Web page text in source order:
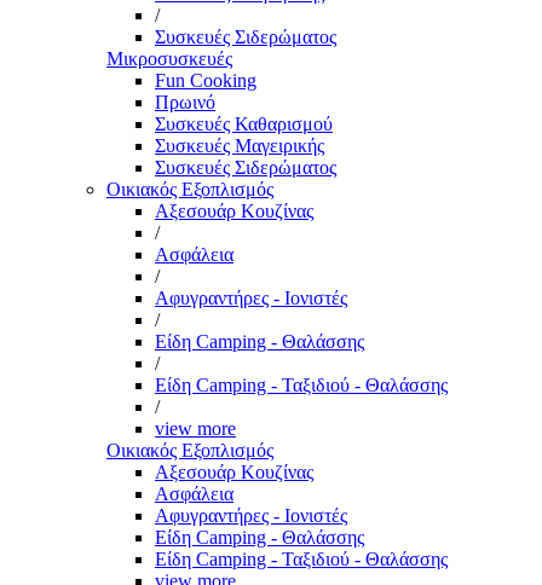
/
Συσκευές Σιδερώματος
Μικροσυσκευές
Fun Cooking
Πρωινό
Συσκευές Καθαρισμού
Συσκευές Μαγειρικής
Συσκευές Σιδερώματος
Οικιακός Εξοπλισμός
Αξεσουάρ Κουζίνας
/
Ασφάλεια
/
Αφυγραντήρες - Ιονιστές
/
Είδη Camping - Θαλάσσης
/
Είδη Camping - Ταξιδιού - Θαλάσσης
/
view more
Οικιακός Εξοπλισμός
Αξεσουάρ Κουζίνας
Ασφάλεια
Αφυγραντήρες - Ιονιστές
Είδη Camping - Θαλάσσης
Είδη Camping - Ταξιδιού - Θαλάσσης
view more